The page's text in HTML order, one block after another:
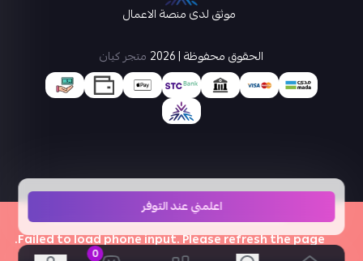
0
اعلمني عند التوفر
موثق لدى منصة الاعمال
الحقوق محفوظة | 2026
متجر كيان
Failed to load phone input. Please refresh the page.